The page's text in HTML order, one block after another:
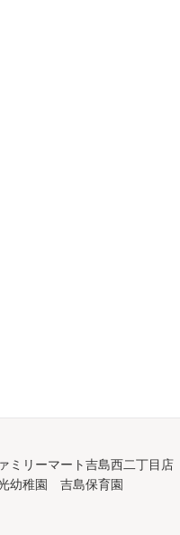
ミリーマート吉島西二丁目店
幼稚園 吉島保育園